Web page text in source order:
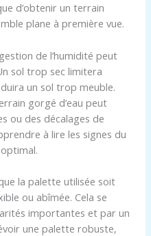
d’obtenir un terrain
plane à première vue.
de l’humidité peut
sol trop sec limitera
un sol trop meuble.
gorgé d’eau peut
ou des décalages de
à lire les signes du
la palette utilisée soit
ou abîmée. Cela se
importantes et par un
une palette robuste,